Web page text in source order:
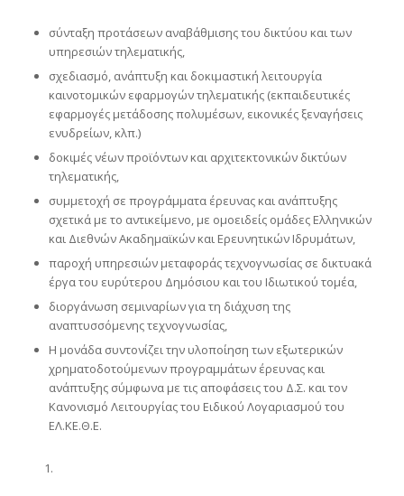
σύνταξη προτάσεων αναβάθμισης του δικτύου και των
υπηρεσιών τηλεματικής,
σχεδιασμό, ανάπτυξη και δοκιμαστική λειτουργία
καινοτομικών εφαρμογών τηλεματικής (εκπαιδευτικές
εφαρμογές μετάδοσης πολυμέσων, εικονικές ξεναγήσεις
ενυδρείων, κλπ.)
δοκιμές νέων προϊόντων και αρχιτεκτονικών δικτύων
τηλεματικής,
συμμετοχή σε προγράμματα έρευνας και ανάπτυξης
σχετικά με το αντικείμενο, με ομοειδείς ομάδες Ελληνικών
και Διεθνών Ακαδημαϊκών και Ερευνητικών Ιδρυμάτων,
παροχή υπηρεσιών μεταφοράς τεχνογνωσίας σε δικτυακά
έργα του ευρύτερου Δημόσιου και του Ιδιωτικού τομέα,
διοργάνωση σεμιναρίων για τη διάχυση της
αναπτυσσόμενης τεχνογνωσίας,
Η μονάδα συντονίζει την υλοποίηση των εξωτερικών
χρηματοδοτούμενων προγραμμάτων έρευνας και
ανάπτυξης σύμφωνα με τις αποφάσεις του Δ.Σ. και τον
Κανονισμό Λειτουργίας του Ειδικού Λογαριασμού του
ΕΛ.ΚΕ.Θ.Ε.